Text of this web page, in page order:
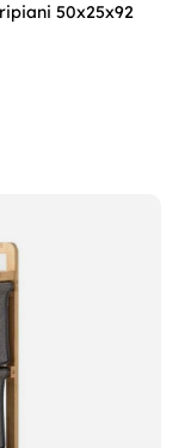
50x25x92